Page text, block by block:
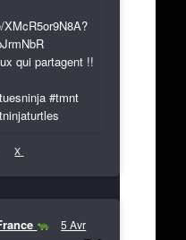
qui partagent !!
#tmnt
X
5 Avr